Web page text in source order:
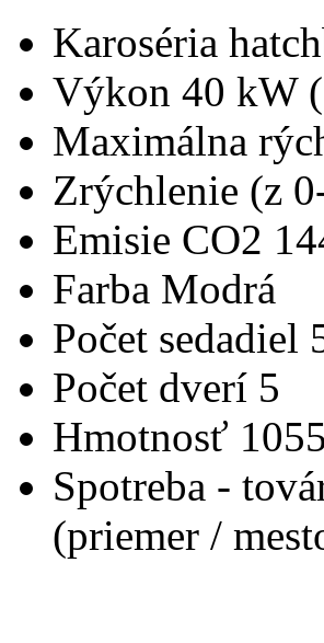
Karoséria
Výkon 40 kW
Maximálna
Zrýchlenie (z
Emisie CO2
Farba Modrá
Počet sedadiel
Počet dverí 5
Hmotnosť
Spotreba -
(priemer /